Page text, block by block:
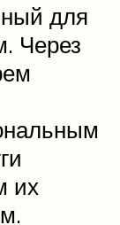
для
Через
их